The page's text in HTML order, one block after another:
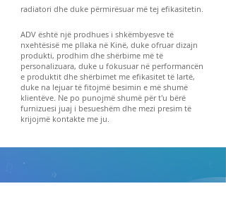
radiatori dhe duke përmirësuar më tej efikasitetin.
ADV është një prodhues i shkëmbyesve të
nxehtësisë me pllaka në Kinë, duke ofruar dizajn
produkti, prodhim dhe shërbime më të
personalizuara, duke u fokusuar në performancën
e produktit dhe shërbimet me efikasitet të lartë,
duke na lejuar të fitojmë besimin e më shumë
klientëve. Ne po punojmë shumë për t'u bërë
furnizuesi juaj i besueshëm dhe mezi presim të
krijojmë kontakte me ju.